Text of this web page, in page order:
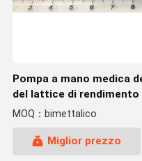
Pompa a mano medica
del lattice di rendimento
MOQ：bimettalico
Miglior prezzo